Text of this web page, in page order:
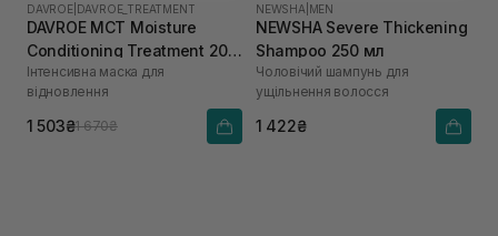
DAVROE DAVROE_TREATMENT
DAVROE MСT Moisture
Conditioning Treatment 200
мл
Інтенсивна маска для
відновлення
1 503₴1 670₴
NEWSHA MEN
NEWSHA Severe Thickening
Shampoo 250 мл
Чоловічий шампунь для
ущільнення волосся
1 422₴